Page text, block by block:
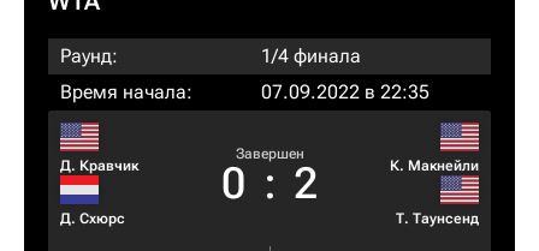
Раунд:
1/4 финала
Время начала:
07.09.2022 в 22:35
Д. Кравчик
Д. Схюрс
Завершен
0 : 2 К. Макнейли
Т. Таунсенд